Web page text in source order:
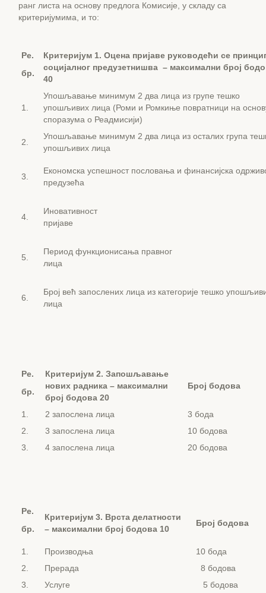
ранг листа на основу предлога Комисије, у складу са
критеријумима, и то:
Ре.
бр.
Критеријум 1. Оцена пријаве руководећи се
социјалног предузетнишва – максимални број
40
1.
Упошљавање минимум 2 два лица из групе тешко
упошљивих лица (Роми и Ромкиње повратници на
споразума о Реадмисији)
2.
Упошљавање минимум 2 два лица из осталих група
упошљивих лица
3.
Економска успешност пословања и финансијска
предузећа
4.
Иновативност
5.
Период функционисања правног
лица
6.
Број већ запослених лица из категорије тешко
лица
Ре.
бр.
Критеријум 2. Запошљавање
нових радника – максимални
број бодова 20
Број бодова
1. 2 запослена лица
3 бода
2.
3 запослена лица
10 бодова
3.
4 запослена лица 20 бодова
Ре.
бр.
Критеријум 3. Врста делатности
– максимални број бодова 10
Број бодова
1. Производња
10 бода
2.
Прерада
8 бодова
3.
Услуге 5 бодова